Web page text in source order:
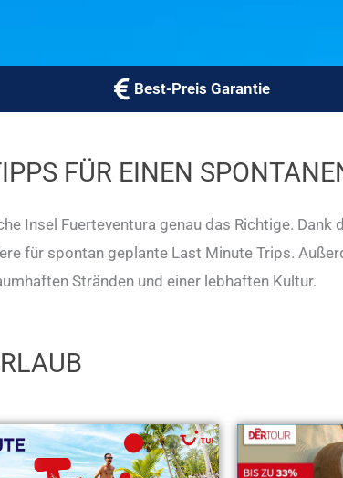
Best-Preis Garantie
FÜR EINEN
Insel Fuerteventura genau das Richtige. Dank
für spontan geplante Last Minute Trips.
Stränden und einer lebhaften Kultur.